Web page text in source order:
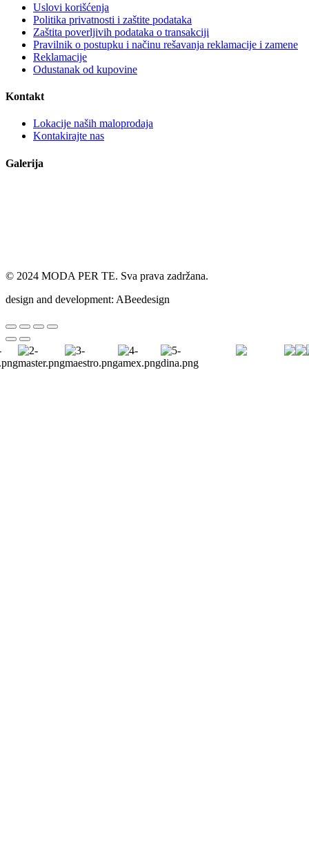
Uslovi korišćenja
Politika privatnosti i zaštite podataka
Zaštita poverljivih podataka o transakciji
Pravilnik o postupku i načinu rešavanja reklamacije i zamene
Reklamacije
Odustanak od kupovine
Kontakt
Lokacije naših maloprodaja
Kontakirajte nas
Galerija
© 2024 MODA PER TE. Sva prava zadržana.
design and development: ABeedesign